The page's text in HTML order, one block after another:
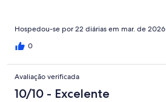
Hospedou-se por 22 diárias em mar. de 2026
0
Avaliação verificada
10/10 - Excelente